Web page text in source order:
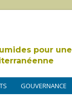
pour une
GOUVERNANCE